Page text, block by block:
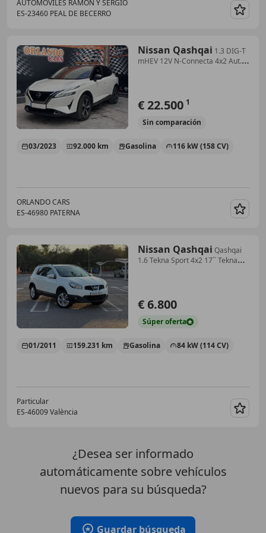
AUTOMÓVILES RAMÓN Y SERGIO
ES-23460 PEAL DE BECERRO
Nissan Qashqai 1.3 DIG-T
mHEV 12V N-Connecta 4x2 Aut.
€ 22.500 1
Sin comparación
03/2023 92.000 km Gasolina 116 kW (158 CV)
ORLANDO CARS
ES-46980 PATERNA
Nissan Qashqai Qashqai
1.6 Tekna Sport 4x2 17´´ Tekna
€ 6.800
Súperoferta
01/2011 159.231 km Gasolina 84 kW (114 CV)
Particular
ES-46009 València
¿Desea ser informado
automáticamente sobre vehículos
nuevos para su búsqueda?
Guardar búsqueda